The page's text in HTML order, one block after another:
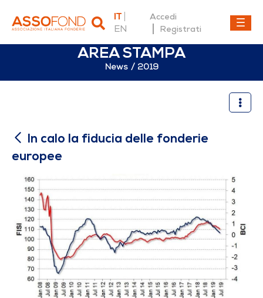
IT
EN
Accedi
Registrati
AREA STAMPA
News 2019
In calo la fiducia delle
In calo la fiducia delle fonderie
europee